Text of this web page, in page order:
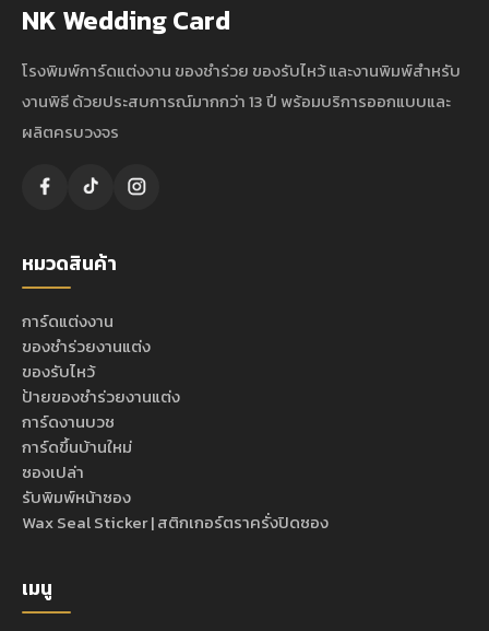
NK Wedding Card
โรงพิมพ์การ์ดแต่งงาน ของชำร่วย ของรับไหว้ และงานพิมพ์สำหรับ
งานพิธี ด้วยประสบการณ์มากกว่า 13 ปี พร้อมบริการออกแบบและ
ผลิตครบวงจร
หมวดสินค้า
การ์ดแต่งงาน
ของชำร่วยงานแต่ง
ของรับไหว้
ป้ายของชำร่วยงานแต่ง
การ์ดงานบวช
การ์ดขึ้นบ้านใหม่
ซองเปล่า
รับพิมพ์หน้าซอง
Wax Seal Sticker | สติกเกอร์ตราครั่งปิดซอง
เมนู